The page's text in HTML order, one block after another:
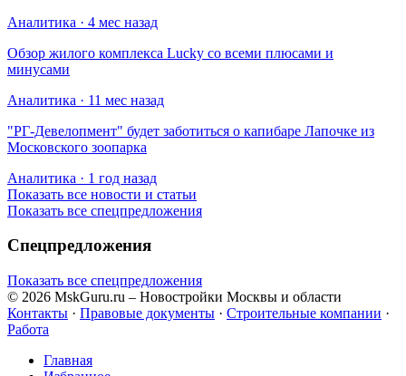
Аналитика · 4 мес назад
Обзор жилого комплекса Lucky со всеми плюсами и
минусами
Аналитика · 11 мес назад
​"РГ-Девелопмент" будет заботиться о капибаре Лапочке из
Московского зоопарка
Аналитика · 1 год назад
Показать все новости и статьи
Показать все спецпредложения
Спецпредложения
Показать все спецпредложения
© 2026 MskGuru.ru – Новостройки Москвы и области
Контакты · Правовые документы · Строительные компании ·
Работа
Главная